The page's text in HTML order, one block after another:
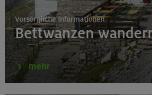
München
18.08.26
Klettertreff Kids in den
Vorsorgliche Informationen
Bettwanzen
mehr